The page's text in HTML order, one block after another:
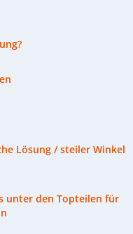
Lösung / steiler Winkel
unter den Topteilen für